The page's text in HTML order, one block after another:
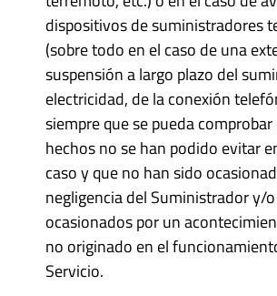
dispositivos de suministradores
(sobre todo en el caso de una
suspensión a largo plazo del
electricidad, de la conexión
siempre que se pueda
hechos no se han podido evitar
caso y que no han sido
negligencia del Suministrador y/
ocasionados por un
no originado en el
Servicio.